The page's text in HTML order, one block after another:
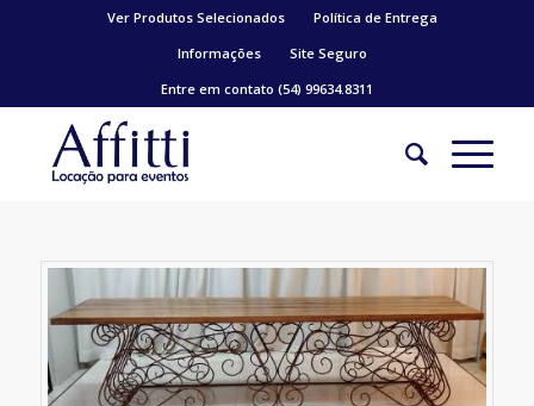
Ver Produtos Selecionados
Política de Entrega
Informações
Site Seguro
Entre em contato (54) 99634.8311